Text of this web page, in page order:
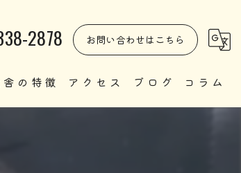
2878 お問い合わせはこちら
舎の特徴 アクセス ブログ コラム